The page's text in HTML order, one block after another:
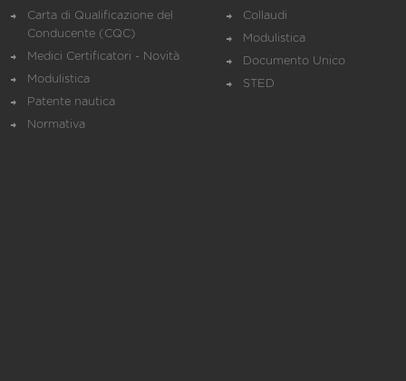
Carta di Qualificazione del
Conducente (CQC)
Medici Certificatori - Novità
Modulistica
Patente nautica
Normativa
Collaudi
Modulistica
Documento Unico
STED